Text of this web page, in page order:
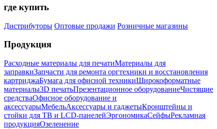
где купить
Дистрибуторы Оптовые продажи Розничные магазины
Продукция
Расходные материалы для печатиМатериалы для
заправкиЗапчасти для ремонта оргтехники и восстановления
картриджаБумага для офисной техникиШирокоформатные
материалы3D печатьПрезентационное оборудованиеЧистящие
средстваОфисное оборудование и
аксессуарыМебельАксессуары и гаджетыКронштейны и
стойки для ТВ и LCD-панелейЭргономикаСейфыРекламная
продукцияОзеленение